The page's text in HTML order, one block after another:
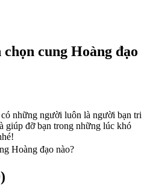
cung Hoàng đạo
những người luôn là người bạn tri
giúp đỡ bạn trong những lúc khó